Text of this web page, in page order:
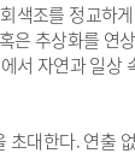
색조를 정교하
은 추상화를 연
서 자연과 일상
초대한다. 연출